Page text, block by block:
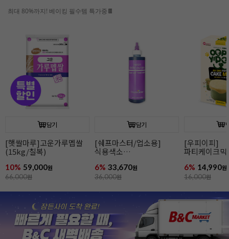
최대 80%까지! 베이킹 필수템 특가중🍫
담기
[햇쌀마루]고운가루멥쌀
(15kg/칠복)
10% 59,000원
66,000원
담기
[쉐프마스터/업소용]
식용색소
10.5온즈(리쿠아젤)
6% 33,670원
36,000원
[우피이피]
파티케이크
6% 14,990원
16,000원